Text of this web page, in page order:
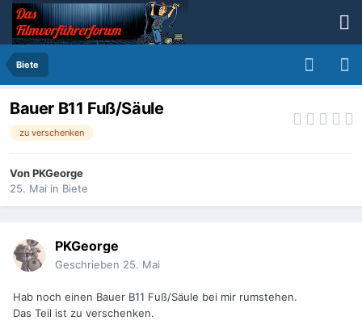
Biete
Bauer B11 Fuß/Säule
zu verschenken
VonPKGeorge
25. Mai in Biete
PKGeorge
Geschrieben 25. Mai
Hab noch einen Bauer B11 Fuß/Säule bei mir rumstehen.
Das Teil ist zu verschenken.